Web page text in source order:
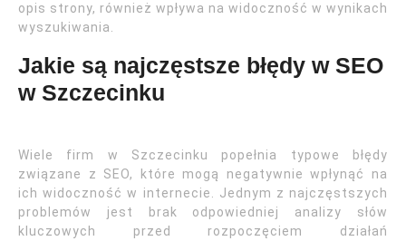
opis strony, również wpływa na widoczność w wynikach
wyszukiwania.
Jakie są najczęstsze błędy w SEO
w Szczecinku
Wiele firm w Szczecinku popełnia typowe błędy
związane z SEO, które mogą negatywnie wpłynąć na
ich widoczność w internecie. Jednym z najczęstszych
problemów jest brak odpowiedniej analizy słów
kluczowych przed rozpoczęciem działań